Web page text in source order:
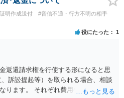
明作成送付
#音信不通・行方不明の相手
役にたった 1
返還請求権を行使する形になると思
訴訟提起等）を取られる場合、相談
ります。 それぞれ費用や労力、時間